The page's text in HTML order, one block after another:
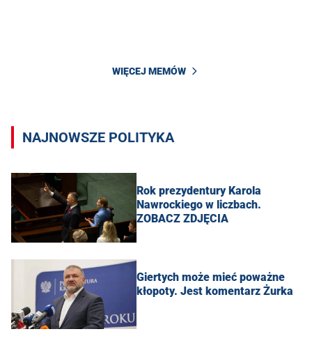
WIĘCEJ MEMÓW
NAJNOWSZE POLITYKA
Rok prezydentury Karola
Nawrockiego w liczbach.
ZOBACZ ZDJĘCIA
Giertych może mieć poważne
kłopoty. Jest komentarz Żurka